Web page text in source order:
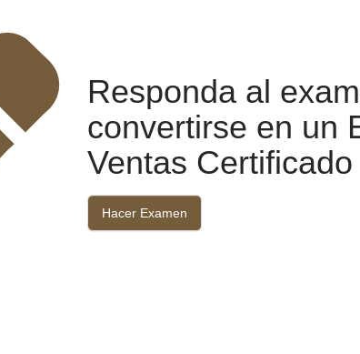
Responda al
convertirse en un
Ventas Certificado
Hacer Examen